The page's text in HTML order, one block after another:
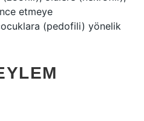
etmeye
(pedofili) yönelik